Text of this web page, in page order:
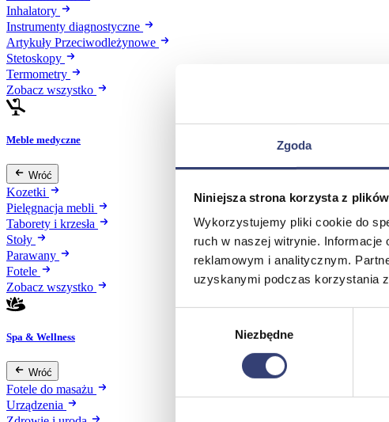
Zgoda
Niniejsza strona korzysta z
Wykorzystujemy pliki cookie do
ruch w naszej witrynie.
reklamowym i analitycznym.
uzyskanymi podczas korzystania z
Niezbędne
Inhalatory
Instrumenty diagnostyczne
Artykuły Przeciwodleżynowe
Stetoskopy
Termometry
Zobacz wszystko
Meble medyczne
Wróć
Kozetki
Pielęgnacja mebli
Taborety i krzesła
Stoły
Parawany
Fotele
Zobacz wszystko
Spa & Wellness
Wróć
Fotele do masażu
Urządzenia